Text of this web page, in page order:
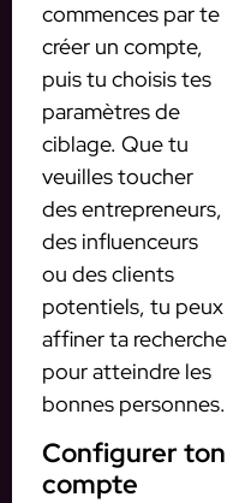
commences par te
créer un compte,
puis tu choisis tes
paramètres de
ciblage. Que tu
veuilles toucher
des entrepreneurs,
des influenceurs
ou des clients
potentiels, tu peux
affiner ta recherche
pour atteindre les
bonnes personnes.
Configurer ton
compte